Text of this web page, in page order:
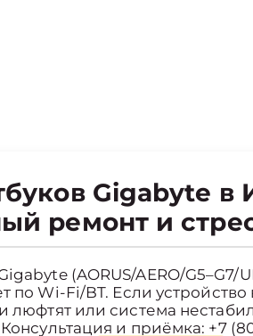
Gigabyte
ремонт и
(AORUS/AERO/
по Wi-Fi/BT. Если
люфтят или система
и приёмка: +7